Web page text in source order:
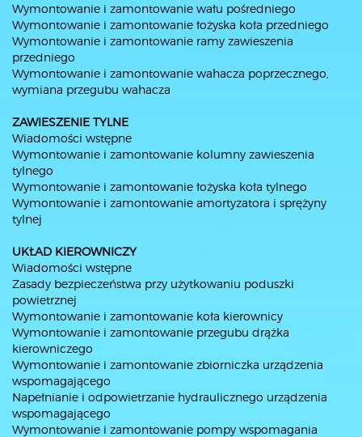
Wymontowanie i zamontowanie wału pośredniego
Wymontowanie i zamontowanie łożyska koła przedniego
Wymontowanie i zamontowanie ramy zawieszenia
przedniego
Wymontowanie i zamontowanie wahacza poprzecznego,
wymiana przegubu wahacza
ZAWIESZENIE TYLNE
Wiadomości wstępne
Wymontowanie i zamontowanie kolumny zawieszenia
tylnego
Wymontowanie i zamontowanie łożyska koła tylnego
Wymontowanie i zamontowanie amortyzatora i sprężyny
tylnej
UKŁAD KIEROWNICZY
Wiadomości wstępne
Zasady bezpieczeństwa przy użytkowaniu poduszki
powietrznej
Wymontowanie i zamontowanie koła kierownicy
Wymontowanie i zamontowanie przegubu drążka
kierowniczego
Wymontowanie i zamontowanie zbiorniczka urządzenia
wspomagającego
Napełnianie i odpowietrzanie hydraulicznego urządzenia
wspomagającego
Wymontowanie i zamontowanie pompy wspomagania